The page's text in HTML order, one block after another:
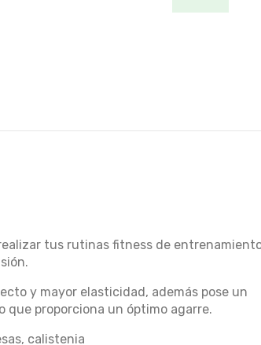
tus rutinas fitness de
y mayor elasticidad, además pose un
que proporciona un óptimo agarre.
calistenia